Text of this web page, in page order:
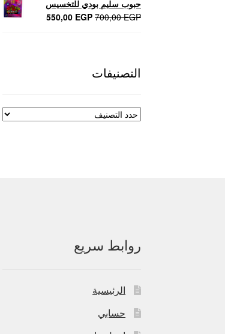
600,00 EGP.
520,00 EGP.
حبوب سليم بودي للتخسيس
700,00EGP
السعر550,00 EGP
السعر
التصنيفات
روابط سريع
الرئيسية
حسابي